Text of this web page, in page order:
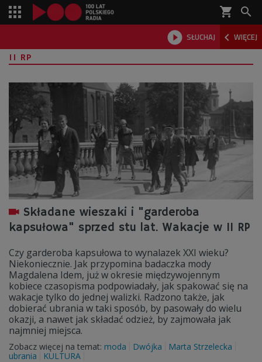
shopping_cart 
 SŁUCHAJ  WIĘCEJ

II RP
Składane wieszaki i "garderoba
kapsułowa" sprzed stu lat. Wakacje w II RP
Czy garderoba kapsułowa to wynalazek XXI wieku?
Niekoniecznie. Jak przypomina badaczka mody
Magdalena Idem, już w okresie międzywojennym
kobiece czasopisma podpowiadały, jak spakować się na
wakacje tylko do jednej walizki. Radzono także, jak
dobierać ubrania w taki sposób, by pasowały do wielu
okazji, a nawet jak składać odzież, by zajmowała jak
najmniej miejsca.
Zobacz więcej na temat: moda Dwójka
Marta Strzelecka
ubrania
KULTURA